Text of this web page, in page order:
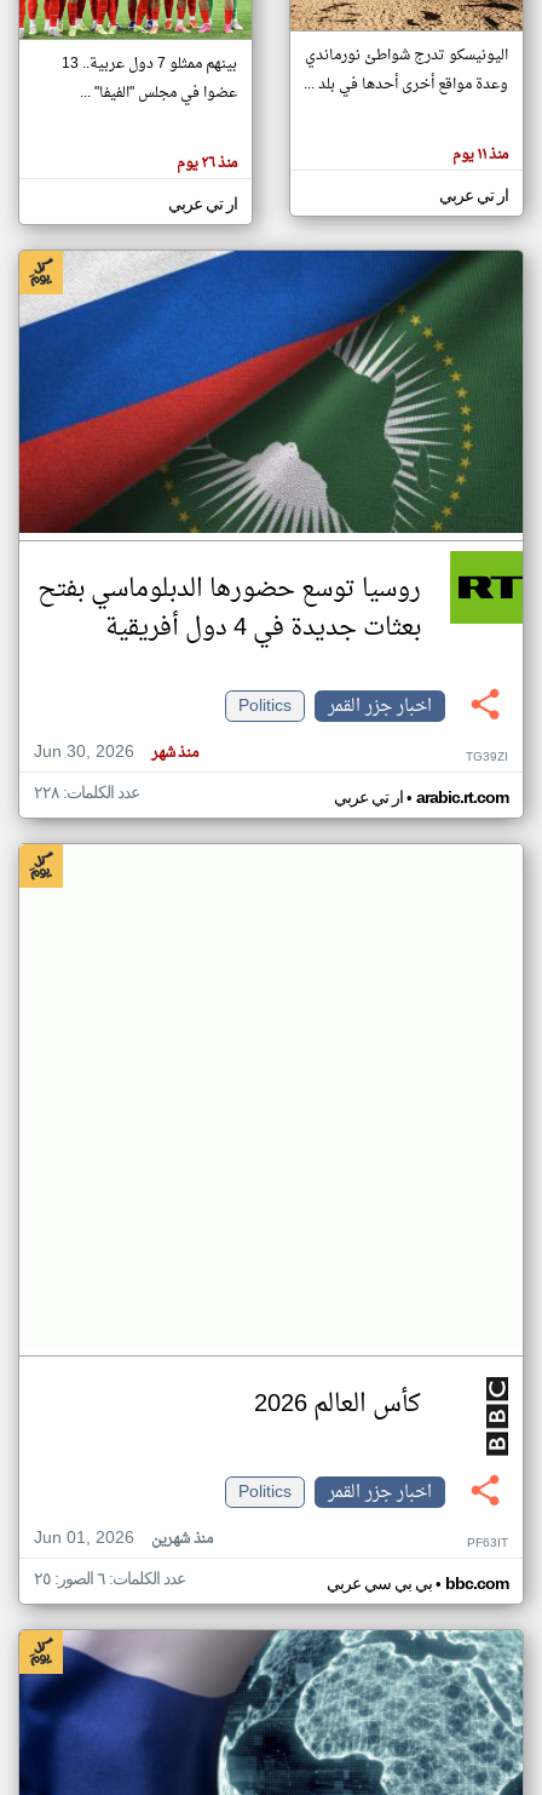
تغيير الدولة
اخبار جزر القمر على مدار الساعة
أهم اخبار جزر القمر العاجلة والمباشرة
هنا عن
وجهة
كاتبيها.
اليونيسكو تدرج شواطئ نورماندي
وعدة مواقع أخرى أحدها في بلد ...
منذ ١١ يوم
ار تي عربي
بينهم ممثلو 7 دول عربية.. 13
عضوا في مجلس "الفيفا" ...
منذ ٢٦ يوم
ار تي عربي
روسيا توسع حضورها الدبلوماسي بفتح
بعثات جديدة في 4 دول أفريقية
اخبار جزر القمر
Politics
Jun 30, 2026
منذ شهر TG39ZI
ار تي عربي• arabic.rt.com عدد الكلمات: ٢٢٨
كأس العالم 2026
اخبار جزر القمر
Politics
Jun 01, 2026
منذ شهرين PF63IT
بي بي سي عربي• bbc.com عدد الكلمات: ٦ الصور: ٢٥
klyoum.com